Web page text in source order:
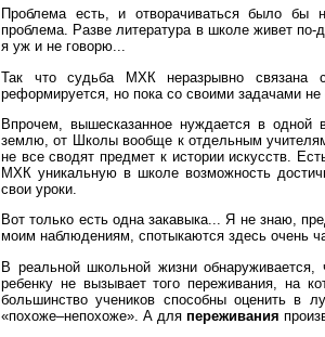
Проблема есть, и отворачиваться было
проблема. Разве литература в школе живет
я уж и не говорю...
Так что судьба МХК неразрывно
реформируется, но пока со своими задачами не
Впрочем, вышесказанное нуждается в
землю, от Школы вообще к отдельным
не все сводят предмет к истории искусств.
МХК уникальную в школе возможность
свои уроки.
Вот только есть одна закавыка... Я не знаю,
моим наблюдениям, спотыкаются здесь очень
В реальной школьной жизни обнаруживается,
ребенку не вызывает того переживания, на
большинство учеников способны оценить в
«похоже–непохоже». А для переживания